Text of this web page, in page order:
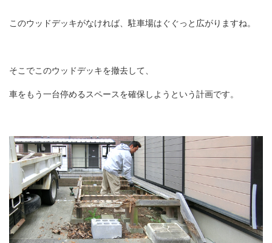
このウッドデッキがなければ、駐車場はぐぐっと広がりますね。
そこでこのウッドデッキを撤去して、
車をもう一台停めるスペースを確保しようという計画です。